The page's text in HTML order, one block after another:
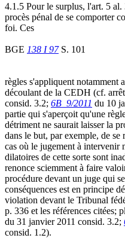
4.1.5 Pour le surplus, l'art. 5 al.
procès pénal de se comporter
foi. Ces
BGE 138 I 97S. 101
règles s'appliquent notamment
découlant de la CEDH (cf.
consid. 3.2; 6B_9/2011 du 10
partie qui s'aperçoit qu'une
détriment ne saurait laisser la
dans le but, par exemple, de
cas où le jugement à intervenir
dilatoires de cette sorte sont
renonce sciemment à faire
procédure devant un juge qui
conséquences est en principe
violation devant le Tribunal
p. 336 et les références citées;
du 31 janvier 2011 consid. 3.2;
consid. 1.2).